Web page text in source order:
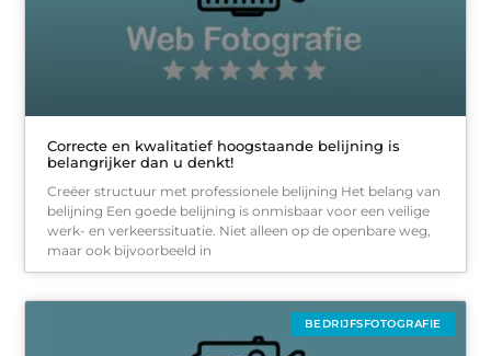
Correcte en kwalitatief hoogstaande belijning is
belangrijker dan u denkt!
Creëer structuur met professionele belijning Het belang van
belijning Een goede belijning is onmisbaar voor een veilige
werk- en verkeerssituatie. Niet alleen op de openbare weg,
maar ook bijvoorbeeld in
BEDRIJFSFOTOGRAFIE